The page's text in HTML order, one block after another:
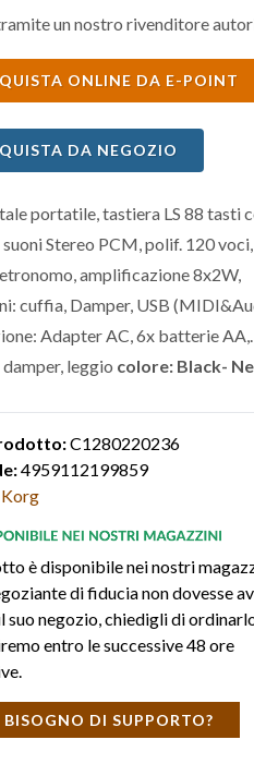
un nostro rivenditore
ONLINE DA E-POINT
DA NEGOZIO
portatile, tastiera LS 88 tasti
Stereo PCM, polif. 120
amplificazione 8x2W,
cuffia, Damper, USB
Adapter AC, 6x batterie AA,
leggio colore: Black-
C1280220236
4959112199859
Korg
è disponibile nei nostri
di fiducia non dovesse
suo negozio, chiedigli di
entro le successive 48 ore
DI SUPPORTO?